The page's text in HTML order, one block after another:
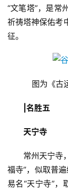
女
性
时
我
们
“文笔塔”，是常
祈祷塔神保佑考
征。
图为《古
|名胜五
天宁寺
常州天宁寺
福寺”，似取普
易名“天宁寺”，